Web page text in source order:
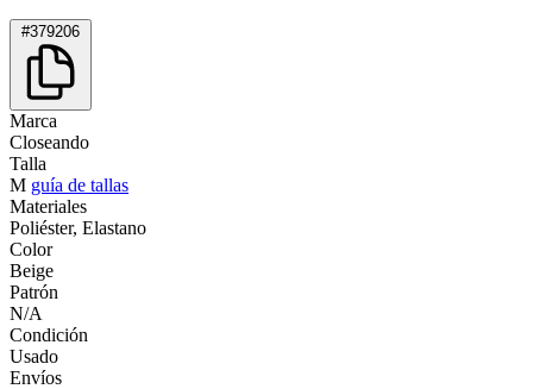
#379206
Marca
Closeando
Talla
M guía de tallas
Materiales
Poliéster, Elastano
Color
Beige
Patrón
N/A
Condición
Usado
Envíos